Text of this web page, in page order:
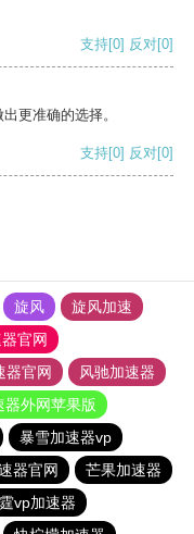
支持[0] 反对[0]
更准确的选择。
支持[0] 反对[0]
旋风
旋风加速
官网
器官网
风驰加速器
器外网苹果版
暴雪加速器vp
器官网
芒果加速器
vp加速器